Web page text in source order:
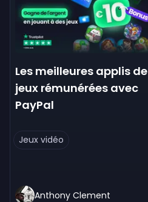
Les meilleures applis de
jeux rémunérées avec
PayPal
Jeux vidéo
Anthony Clement